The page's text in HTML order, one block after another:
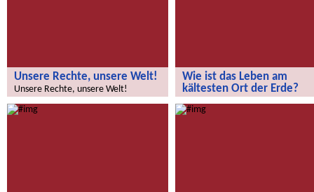
Unsere Rechte, unsere Welt!
Unsere Rechte, unsere Welt!
Wie ist das Leben am
kältesten Ort der Erde?
Wie ist das Leben am kältesten
der Erde?